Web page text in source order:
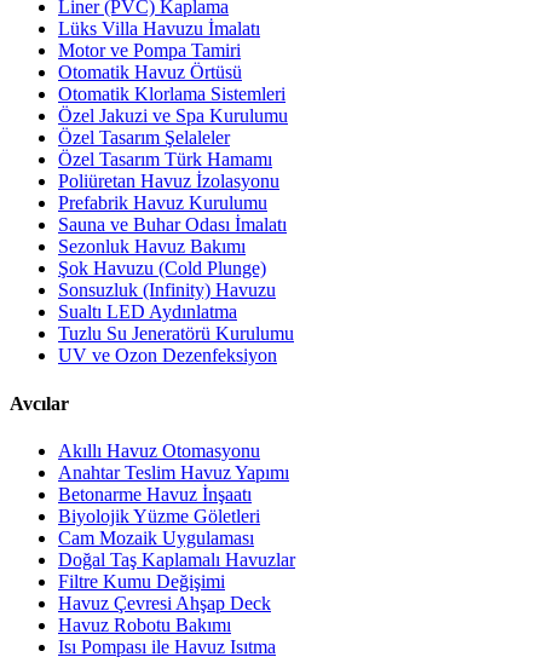
Liner (PVC) Kaplama
Lüks Villa Havuzu İmalatı
Motor ve Pompa Tamiri
Otomatik Havuz Örtüsü
Otomatik Klorlama Sistemleri
Özel Jakuzi ve Spa Kurulumu
Özel Tasarım Şelaleler
Özel Tasarım Türk Hamamı
Poliüretan Havuz İzolasyonu
Prefabrik Havuz Kurulumu
Sauna ve Buhar Odası İmalatı
Sezonluk Havuz Bakımı
Şok Havuzu (Cold Plunge)
Sonsuzluk (Infinity) Havuzu
Sualtı LED Aydınlatma
Tuzlu Su Jeneratörü Kurulumu
UV ve Ozon Dezenfeksiyon
Avcılar
Akıllı Havuz Otomasyonu
Anahtar Teslim Havuz Yapımı
Betonarme Havuz İnşaatı
Biyolojik Yüzme Göletleri
Cam Mozaik Uygulaması
Doğal Taş Kaplamalı Havuzlar
Filtre Kumu Değişimi
Havuz Çevresi Ahşap Deck
Havuz Robotu Bakımı
Isı Pompası ile Havuz Isıtma